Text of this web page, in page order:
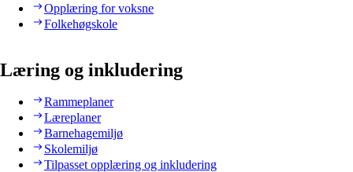
Opplæring for voksne
Folkehøgskole
Læring og inkludering
Rammeplaner
Læreplaner
Barnehagemiljø
Skolemiljø
Tilpasset opplæring og inkludering